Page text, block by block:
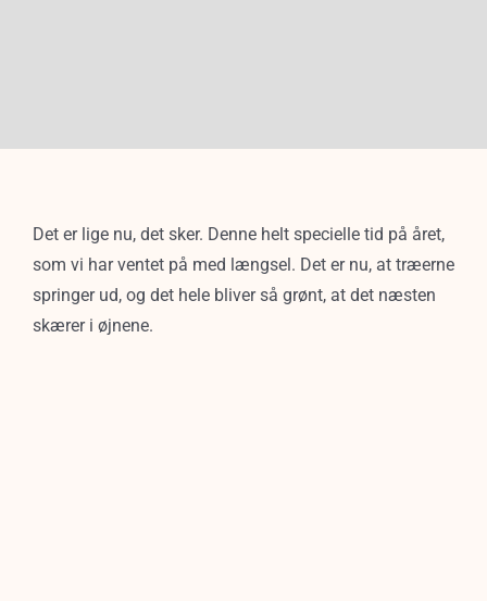
Det er lige nu, det sker. Denne helt specielle tid på året,
som vi har ventet på med længsel. Det er nu, at træerne
springer ud, og det hele bliver så grønt, at det næsten
skærer i øjnene.